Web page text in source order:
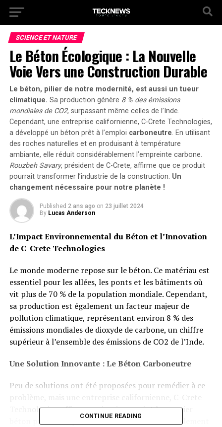
SCIENCE ET NATURE
Le Béton Écologique : La Nouvelle
Voie Vers une Construction Durable
Le béton, pilier de notre modernité, est aussi un tueur
climatique. Sa production génère 8 % des émissions
mondiales de CO2, surpassant même celles de l’Inde.
Cependant, une entreprise californienne, C-Crete Technologies,
a développé un béton prêt à l’emploi carboneutre. En utilisant
des roches naturelles et en produisant à température
ambiante, elle réduit considérablement l’empreinte carbone.
Rouzbeh Savary, président de C-Crete, affirme que ce produit
pourrait transformer l’industrie de la construction. Un
changement nécessaire pour notre planète !
Published 2 ans ago on 23 juillet 2024
By Lucas Anderson
L’Impact Environnemental du Béton et l’Innovation
de C-Crete Technologies
Le monde moderne repose sur le béton. Ce matériau est
essentiel pour les allées, les ponts et les bâtiments où
vit plus de 70 % de la population mondiale. Cependant,
sa production est également un facteur majeur de
pollution climatique, représentant environ 8 % des
émissions mondiales de dioxyde de carbone, un chiffre
supérieur à l’ensemble des émissions de CO2 de l’Inde.
Une Solution Innovante : Le Béton Carboneutre
Peu de solutions ont été proposées pour remédier à ce
Technologies, affirme avoir mis au point le premier
béton prêt à l’emploi carboneutre et commercialement
CONTINUE READING